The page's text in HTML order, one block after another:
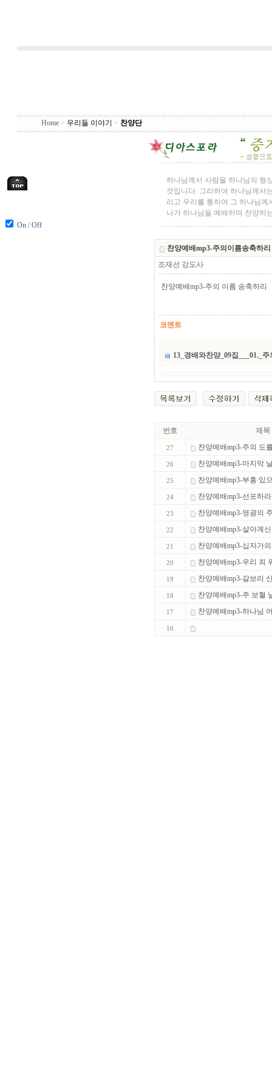
On / Off
Home > 우리들 이야기 > 찬양단
하나님께서 사람을 하나님의 형
것입니다. 그리하여 하나님께서
리고 우리를 통하여 그 하나님
나가 하나님을 예배하며 찬양하
찬양예배mp3-주의이름송축하리
조재선 강도사
찬양예배mp3-주의 이름 송축하리
코멘트
13_경배와찬양_09집___01._
번호 제목
27 찬양예배mp3-주의 도
26 찬양예배mp3-마지막
25 찬양예배mp3-부흥 있
24 찬양예배mp3-선포하
23 찬양예배mp3-영광의
22 찬양예배mp3-살아계
21 찬양예배mp3-십자가
20 찬양예배mp3-우리 죄
19 찬양예배mp3-갈보리
18 찬양예배mp3-주 보혈
17 찬양예배mp3-하나님
16